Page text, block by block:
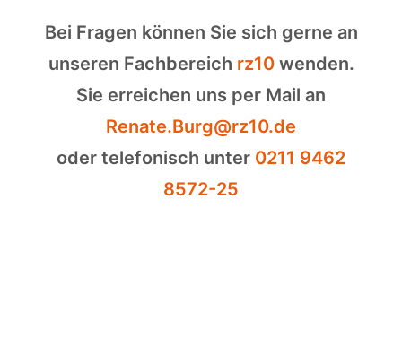
Bei Fragen können Sie sich gerne an
unseren Fachbereich rz10wenden.
Sie erreichen uns per Mail an
Renate.Burg@rz10.de
oder telefonisch unter 0211 9462
8572-25